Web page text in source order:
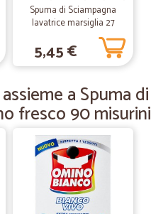
05/01/2019
celerità…
nella consegna.Come sempre
Spuma di Sciampagna
lavatrice marsiglia 27
lavaggi lt.1,215
5,45 €
a Spuma di
fresco 90 misurini